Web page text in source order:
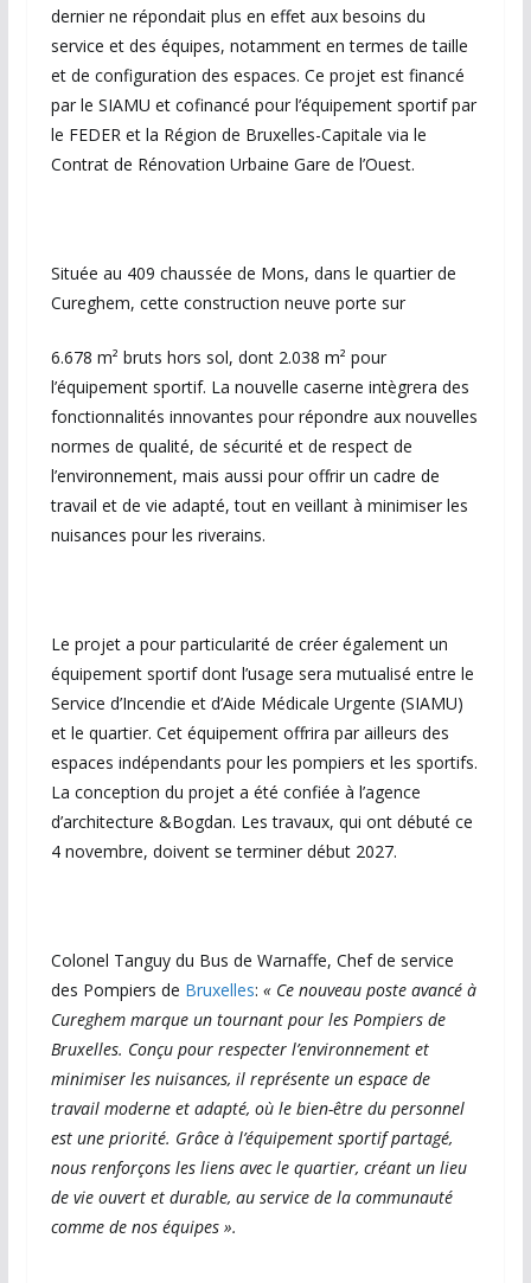
dernier ne répondait plus en effet aux besoins du
service et des équipes, notamment en termes de taille
et de configuration des espaces. Ce projet est financé
par le SIAMU et cofinancé pour l’équipement sportif par
le FEDER et la Région de Bruxelles-Capitale via le
Contrat de Rénovation Urbaine Gare de l’Ouest.
Située au 409 chaussée de Mons, dans le quartier de
Cureghem, cette construction neuve porte sur
6.678 m² bruts hors sol, dont 2.038 m² pour
l’équipement sportif. La nouvelle caserne intègrera des
fonctionnalités innovantes pour répondre aux nouvelles
normes de qualité, de sécurité et de respect de
l’environnement, mais aussi pour offrir un cadre de
travail et de vie adapté, tout en veillant à minimiser les
nuisances pour les riverains.
Le projet a pour particularité de créer également un
équipement sportif dont l’usage sera mutualisé entre le
Service d’Incendie et d’Aide Médicale Urgente (SIAMU)
et le quartier. Cet équipement offrira par ailleurs des
espaces indépendants pour les pompiers et les sportifs.
La conception du projet a été confiée à l’agence
d’architecture &Bogdan. Les travaux, qui ont débuté ce
4 novembre, doivent se terminer début 2027.
Colonel Tanguy du Bus de Warnaffe, Chef de service
des Pompiers de Bruxelles: « Ce nouveau poste avancé à
Cureghem marque un tournant pour les Pompiers de
Bruxelles. Conçu pour respecter l’environnement et
minimiser les nuisances, il représente un espace de
travail moderne et adapté, où le bien-être du personnel
est une priorité. Grâce à l’équipement sportif partagé,
nous renforçons les liens avec le quartier, créant un lieu
de vie ouvert et durable, au service de la communauté
comme de nos équipes ».